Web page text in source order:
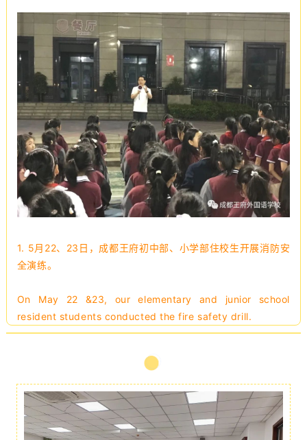
1. 5月22、23日，成都王府初中部、小学部住校生开展消防安
全演练。
On May 22 &23, our elementary and junior school
resident students conducted the fire safety drill.